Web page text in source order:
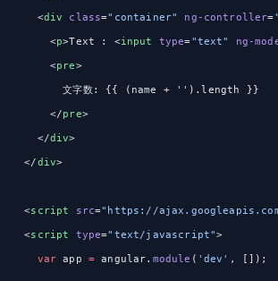
    <
div class="container" ng-controller=
      <
p>Text : <input type="text" ng-
      <
pre>
        文字数: {{ (name + '').length }}
      </
pre>
    </
div>
  </
div>
  <
script src="https://
  <
script type="text/javascript">
    var
app = angular. module ( 'dev' , []);